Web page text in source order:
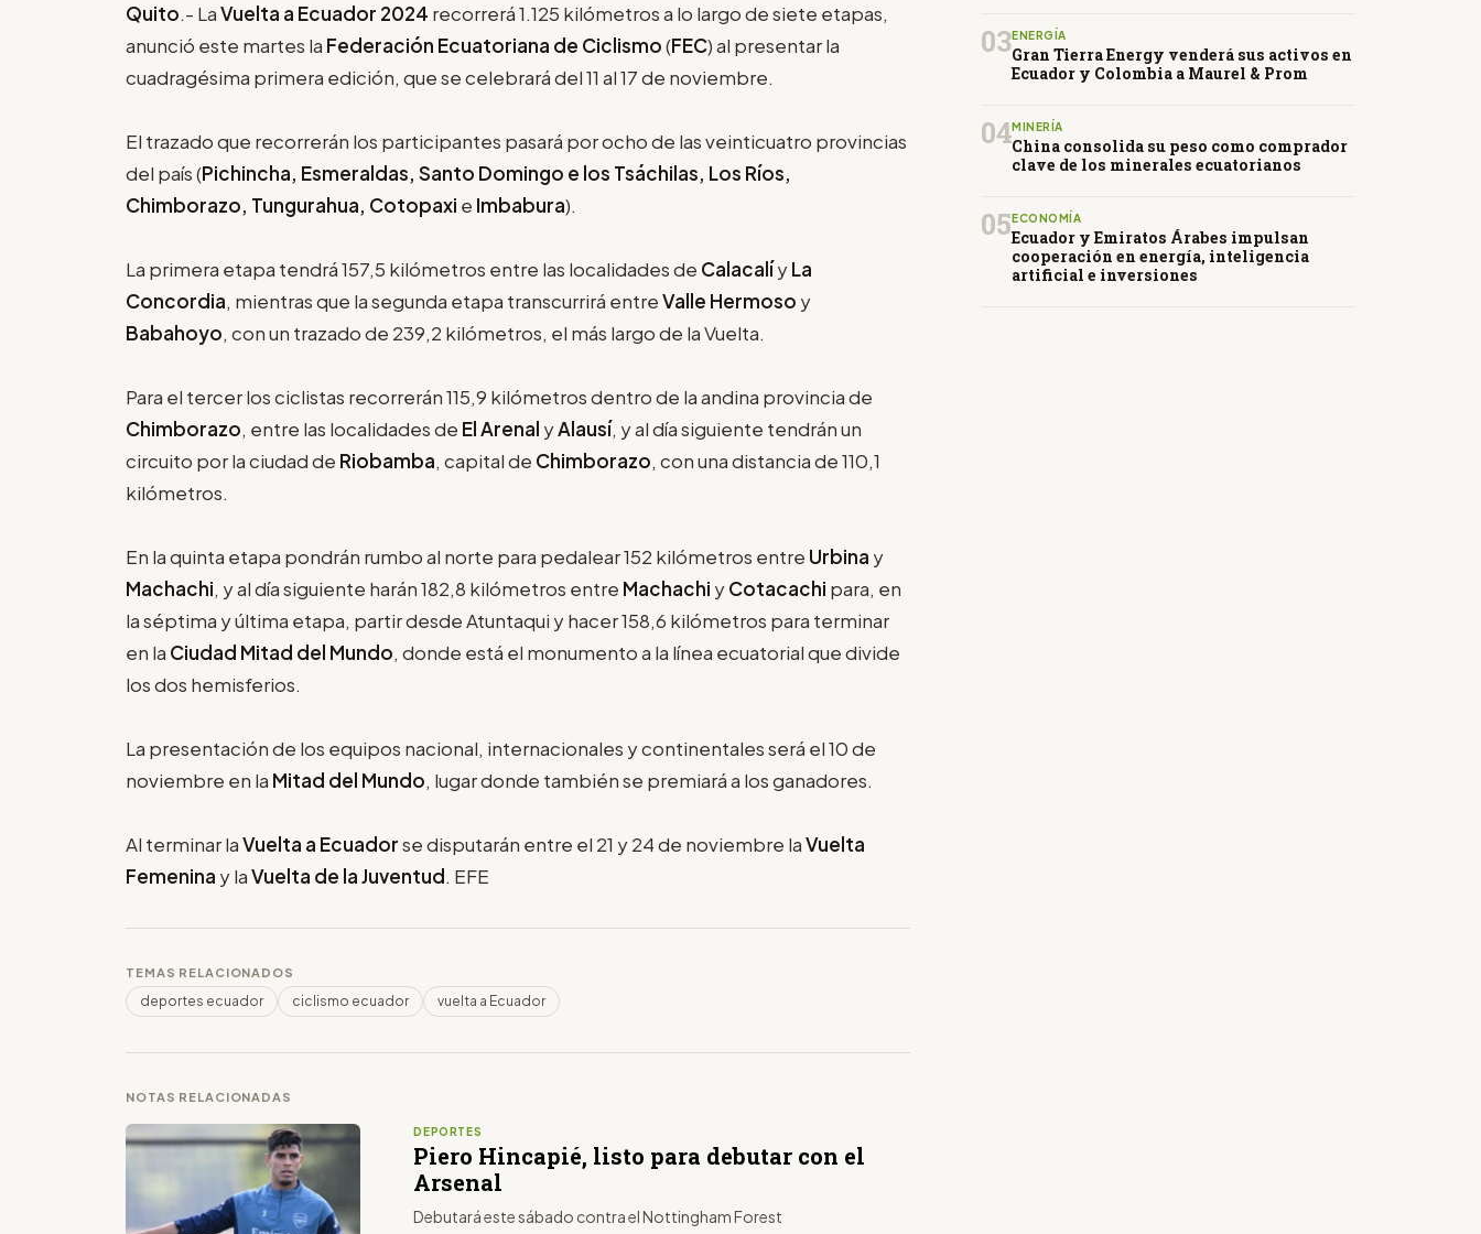
Quito.- LaVuelta a Ecuador 2024 recorrerá 1.125 kilómetros a lo largo de siete etapas,
anunció este martes la Federación Ecuatoriana de Ciclismo(FEC) al presentar la
cuadragésima primera edición, que se celebrará del 11 al 17 de noviembre.
El trazado que recorrerán los participantes pasará por ocho de las veinticuatro provincias
del país (Pichincha, Esmeraldas, Santo Domingo e los Tsáchilas, Los Ríos,
Chimborazo, Tungurahua, Cotopaxi e Imbabura).
La primera etapa tendrá 157,5 kilómetros entre las localidades de CalacalíyLa
Concordia, mientras que la segunda etapa transcurrirá entreValle Hermoso y
Babahoyo, con un trazado de 239,2 kilómetros, el más largo de la Vuelta.
Para el tercer los ciclistas recorrerán 115,9 kilómetros dentro de la andina provincia de
Chimborazo, entre las localidades de El Arenal yAlausí, y al día siguiente tendrán un
circuito por la ciudad de Riobamba, capital de Chimborazo, con una distancia de 110,1
kilómetros.
En la quinta etapa pondrán rumbo al norte para pedalear 152 kilómetros entre Urbina y
Machachi, y al día siguiente harán 182,8 kilómetros entre Machachi yCotacachi para, en
la séptima y última etapa, partir desde Atuntaqui y hacer 158,6 kilómetros para terminar
en la Ciudad Mitad del Mundo, donde está el monumento a la línea ecuatorial que divide
los dos hemisferios.
La presentación de los equipos nacional, internacionales y continentales será el 10 de
noviembre en la Mitad del Mundo, lugar donde también se premiará a los ganadores.
Al terminar laVuelta a Ecuadorse disputarán entre el 21 y 24 de noviembre laVuelta
Femenina y laVuelta de la Juventud. EFE
TEMAS RELACIONADOS
deportes ecuador ciclismo ecuador vuelta a Ecuador
NOTAS RELACIONADAS
DEPORTES
Piero Hincapié, listo para debutar con el
Arsenal
Debutará este sábado contra el Nottingham Forest
03ENERGÍA
Gran Tierra Energy venderá sus activos en
Ecuador y Colombia a Maurel & Prom
04MINERÍA
China consolida su peso como comprador
clave de los minerales ecuatorianos
05 ECONOMÍA
Ecuador y Emiratos Árabes impulsan
cooperación en energía, inteligencia
artificial e inversiones